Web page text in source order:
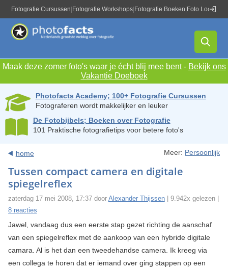
Fotografie Cursussen Fotografie Workshops Fotografie Boeken Foto Locaties
Maak deze zomer foto's waar je écht blij mee bent - Bekijk ons
Vakantie Doeboek
Photofacts Academy; 100+ Fotografie Cursussen
Fotograferen wordt makkelijker en leuker
De Fotobijbels; Boeken over Fotografie
101 Praktische fotografietips voor betere foto's
home Meer: Persoonlijk
Tussen compact camera en digitale
spiegelreflex
zaterdag 17 mei 2008, 17:37 door Alexander Thijssen| 9.942x gelezen |
8 reacties
Jawel, vandaag dus een eerste stap gezet richting de aanschaf
van een spiegelreflex met de aankoop van een hybride digitale
camara. Al is het dan een tweedehandse camera. Ik kreeg via
een collega te horen dat er iemand over ging stappen op een